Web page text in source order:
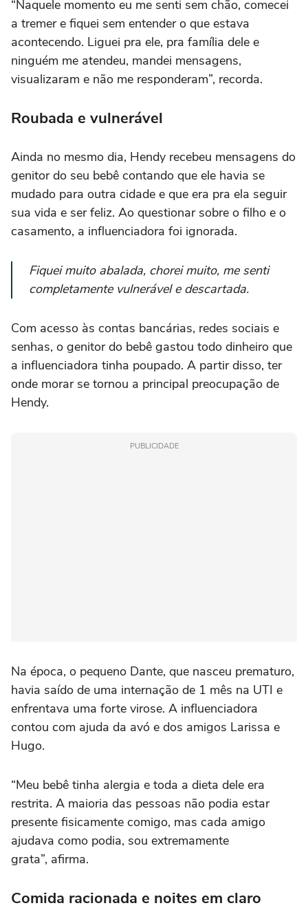
“Naquele momento eu me senti sem chão, comecei
a tremer e fiquei sem entender o que estava
acontecendo. Liguei pra ele, pra família dele e
ninguém me atendeu, mandei mensagens,
visualizaram e não me responderam”, recorda.
Roubada e vulnerável
Ainda no mesmo dia, Hendy recebeu mensagens do
genitor do seu bebê contando que ele havia se
mudado para outra cidade e que era pra ela seguir
sua vida e ser feliz. Ao questionar sobre o filho e o
casamento, a influenciadora foi ignorada.
Fiquei muito abalada, chorei muito, me senti
completamente vulnerável e descartada.
Com acesso às contas bancárias, redes sociais e
senhas, o genitor do bebê gastou todo dinheiro que
a influenciadora tinha poupado. A partir disso, ter
onde morar se tornou a principal preocupação de
Hendy.
PUBLICIDADE
Na época, o pequeno Dante, que nasceu prematuro,
havia saído de uma internação de 1 mês na UTI e
enfrentava uma forte virose. A influenciadora
contou com ajuda da avó e dos amigos Larissa e
Hugo.
“Meu bebê tinha alergia e toda a dieta dele era
restrita. A maioria das pessoas não podia estar
presente fisicamente comigo, mas cada amigo
ajudava como podia, sou extremamente
grata”, afirma.
Comida racionada e noites em claro